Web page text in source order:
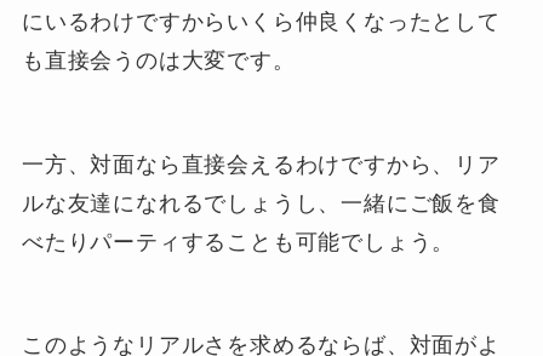
にいるわけですからいくら仲良くなったとして
も直接会うのは大変です。
一方、対面なら直接会えるわけですから、リア
ルな友達になれるでしょうし、一緒にご飯を食
べたりパーティすることも可能でしょう。
このようなリアルさを求めるならば、対面がよ